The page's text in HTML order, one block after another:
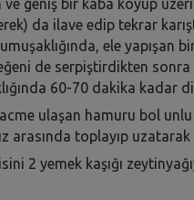
geniş bir kaba koyup
da ilave edip tekrar
ele yapışan
de serpiştirdikten
60-70 dakika kadar
ulaşan hamuru bol
arasında toplayıp
2 yemek kaşığı